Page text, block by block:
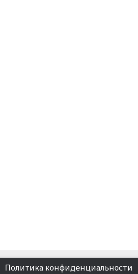
Footer
Политика конфиденциальности